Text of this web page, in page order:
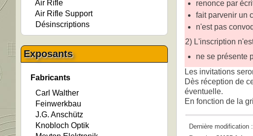
Air Rifle
Air Rifle Support
Désinscriptions
Exposants
Fabricants
Carl Walther
Feinwerkbau
J.G. Anschütz
Knobloch Optik
renonce par
fait parvenir un
n'est pas
2) L'inscription
ne se présente
Les invitations
Dès réception de
éventuelle.
En fonction de la
Dernière modification